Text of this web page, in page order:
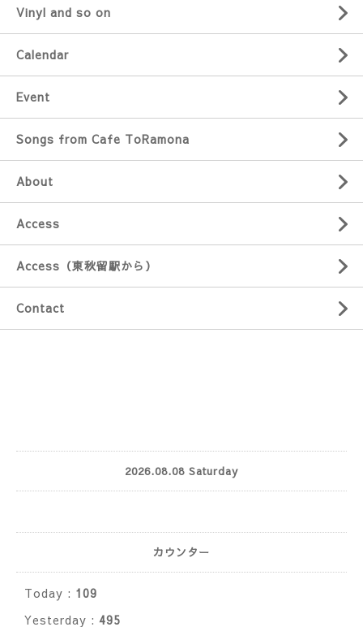
Vinyl and so on
Calendar
Event
Songs from Cafe ToRamona
About
Access
Access（東秋留駅から）
Contact
2026.08.08 Saturday
カウンター
Today : 109
Yesterday : 495